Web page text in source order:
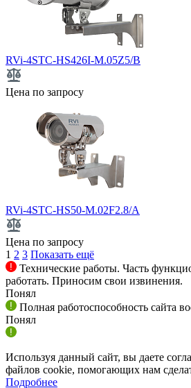
RVi-4STC-HS426I-M.05Z5/B
Цена по запросу
RVi-4STC-HS50-M.02F2.8/A
Цена по запросу
1 2 3 Показать ещё
Технические работы. Часть
работать. Приносим свои извинения.
Понял
Полная работоспособность сайта
Понял
Используя данный сайт, вы даете
файлов cookie, помогающих нам
Подробнее